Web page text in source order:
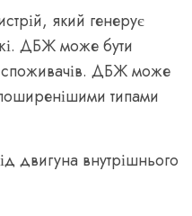
який генерує
ДБЖ може бути
споживачів. ДБЖ може
типами
двигуна внутрішнього